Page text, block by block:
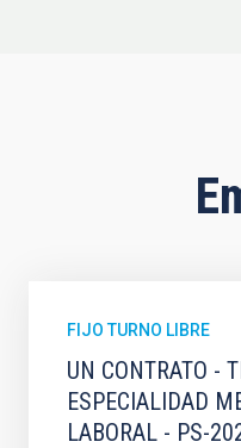
FIJO TURNO LIBRE
UN CONTRATO -
ESPECIALIDAD
LABORAL - PS-